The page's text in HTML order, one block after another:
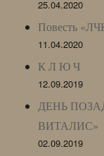
25.04.2020
Повесть
11.04.2020
К Л Ю Ч
12.09.2019
ДЕНЬ
ВИТАЛИС»
02.09.2019